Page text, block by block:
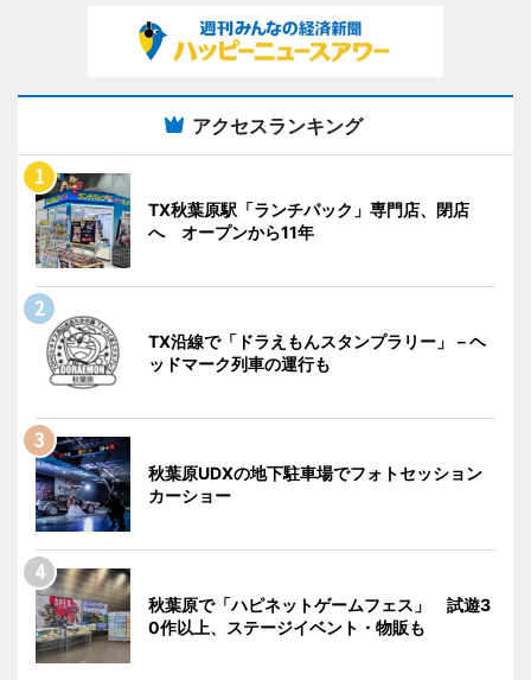
アクセスランキング
TX秋葉原駅「ランチパック」専門店、閉店
へ オープンから11年
TX沿線で「ドラえもんスタンプラリー」－ヘ
ッドマーク列車の運行も
秋葉原UDXの地下駐車場でフォトセッション
カーショー
秋葉原で「ハピネットゲームフェス」 試遊3
0作以上、ステージイベント・物販も